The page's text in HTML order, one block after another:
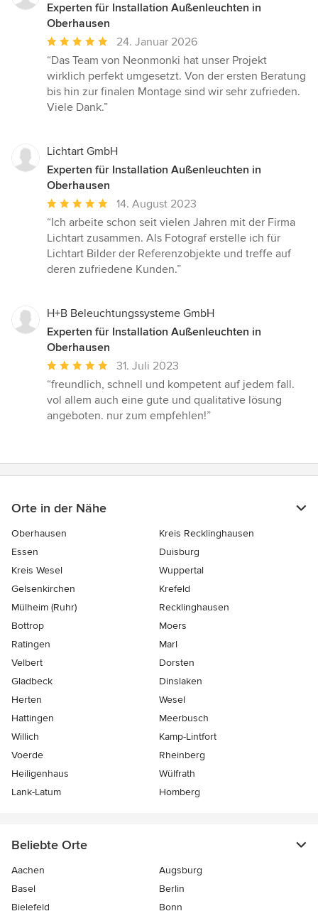
Experten für Installation Außenleuchten in
Oberhausen
Durchschnittliche
Bewertung:
5
von
5
24. Januar 2026
“Das Team von Neonmonki hat unser Projekt
wirklich perfekt umgesetzt. Von der ersten Beratung
bis hin zur finalen Montage sind wir sehr zufrieden.
Viele Dank.”
Lichtart GmbH
Experten für Installation Außenleuchten in
Oberhausen
Durchschnittliche
Bewertung:
5
von
5
14. August 2023
“Ich arbeite schon seit vielen Jahren mit der Firma
Lichtart zusammen. Als Fotograf erstelle ich für
Lichtart Bilder der Referenzobjekte und treffe auf
deren zufriedene Kunden.”
H+B Beleuchtungssysteme GmbH
Experten für Installation Außenleuchten in
Oberhausen
Durchschnittliche
Bewertung:
5
von
31. Juli 2023
“freundlich, schnell und kompetent auf jedem fall.
vol allem auch eine gute und qualitative lösung
angeboten. nur zum empfehlen!”
Orte in der Nähe
Oberhausen
Kreis Recklinghausen
Essen
Duisburg
Kreis Wesel
Wuppertal
Gelsenkirchen
Krefeld
Mülheim (Ruhr)
Recklinghausen
Bottrop
Moers
Ratingen
Marl
Velbert
Dorsten
Gladbeck
Dinslaken
Herten
Wesel
Hattingen
Meerbusch
Willich
Kamp-Lintfort
Voerde
Rheinberg
Heiligenhaus
Wülfrath
Lank-Latum
Homberg
Beliebte Orte
Aachen
Augsburg
Basel
Berlin
Bielefeld
Bonn